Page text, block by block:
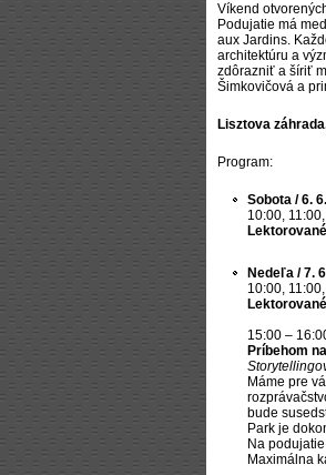
Víkend
Podujatie má
aux Jardins.
architektúru a
zdôrazniť a šíriť
Šimkovičová a
Lisztova
Program:
Sobota / 6.
10:00,
Nedeľa / 7.
10:00,
15:00 –
Príbehom
Máme pre
bude
Park je
Na
Maximálna